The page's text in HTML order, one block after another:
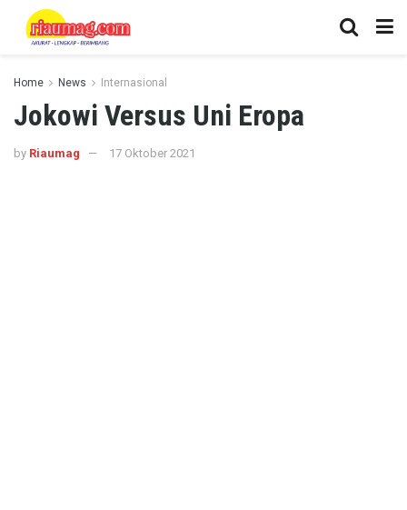
Home News Internasional
Jokowi Versus Uni Eropa
by Riaumag 17 Oktober 2021